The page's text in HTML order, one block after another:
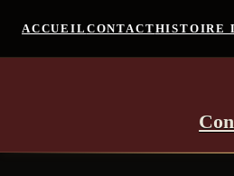
ACCUEIL CONTACTHISTOIRE